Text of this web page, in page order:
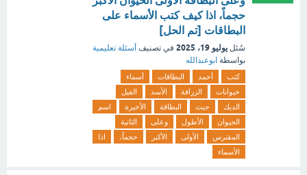
حجماً، اذا كيف كتب الأسماء على
البطاقات [تم الحل]
سُئل يوليو 19، 2025 في تصنيف أسئلة تعليمية
بواسطة ابوعبدالله
كتب أحمد البطاقات
أسماء
حيوانات
الزرافة الأسد
الفيل
الديك
حيث البطاقة الأخيرة
اسم
الحيوان
الأطول وعلى
الثانية
المفترس
الأولى الأكبر حجماً،
اذا
الأسماء